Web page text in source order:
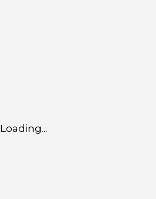
Loading...